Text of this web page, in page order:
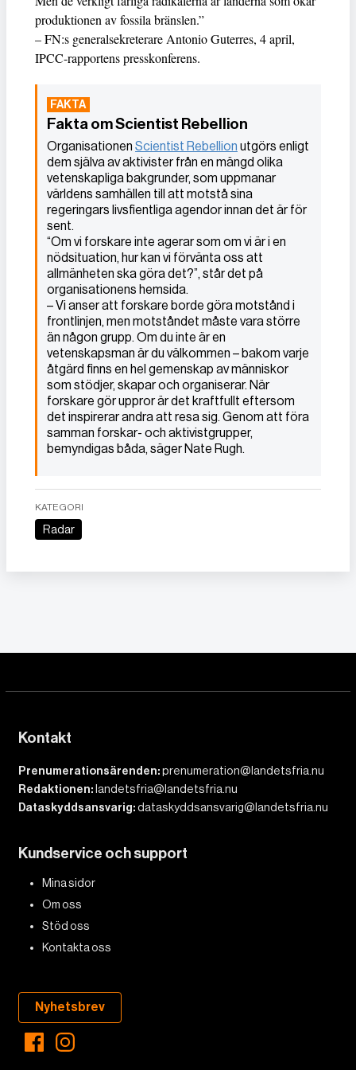
produktionen av fossila bränslen.”
– FN:s generalsekreterare Antonio Guterres, 4 april,
IPCC-rapportens presskonferens.
Fakta om Scientist Rebellion
Organisationen Scientist Rebellion utgörs enligt
dem själva av aktivister från en mängd olika
vetenskapliga bakgrunder, som uppmanar
världens samhällen till att motstå sina
regeringars livsfientliga agendor innan det är för
sent.
“Om vi forskare inte agerar som om vi är i en
nödsituation, hur kan vi förvänta oss att
allmänheten ska göra det?”, står det på
organisationens hemsida.
– Vi anser att forskare borde göra motstånd i
frontlinjen, men motståndet måste vara större
än någon grupp. Om du inte är en
vetenskapsman är du välkommen – bakom varje
åtgärd finns en hel gemenskap av människor
som stödjer, skapar och organiserar. När
forskare gör uppror är det kraftfullt eftersom
det inspirerar andra att resa sig. Genom att föra
samman forskar- och aktivistgrupper,
bemyndigas båda, säger Nate Rugh.
KATEGORI
Radar
Kontakt
Prenumerationsärenden:prenumeration@landetsfria.nu
Redaktionen:landetsfria@landetsfria.nu
Dataskyddsansvarig:dataskyddsansvarig@landetsfria.nu
Kundservice och support
Mina sidor
Om oss
Stöd oss
Kontakta oss
Nyhetsbrev